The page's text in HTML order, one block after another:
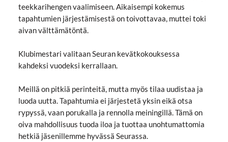
teekkarihengen vaalimiseen. Aikaisempi kokemus
tapahtumien järjestämisestä on toivottavaa, muttei toki
aivan välttämätöntä.
Klubimestari valitaan Seuran kevätkokouksessa
kahdeksi vuodeksi kerrallaan.
Meillä on pitkiä perinteitä, mutta myös tilaa uudistaa ja
luoda uutta. Tapahtumia ei järjestetä yksin eikä otsa
rypyssä, vaan porukalla ja rennolla meiningillä. Tämä on
oiva mahdollisuus tuoda iloa ja tuottaa unohtumattomia
hetkiä jäsenillemme hyvässä Seurassa.